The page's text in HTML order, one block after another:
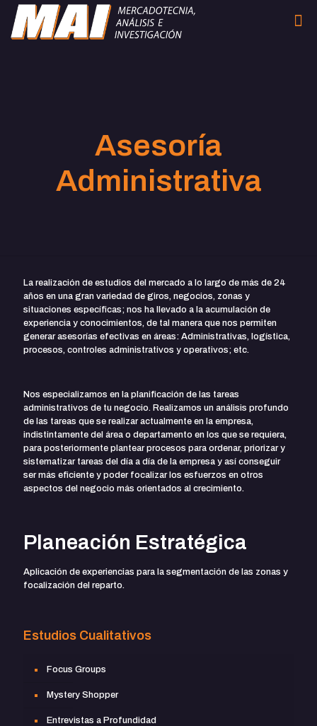
Asesoría
Administrativa
La realización de estudios del mercado a lo largo de más de 24
años en una gran variedad de giros, negocios, zonas y
situaciones específicas; nos ha llevado a la acumulación de
experiencia y conocimientos, de tal manera que nos permiten
generar asesorías efectivas en áreas: Administrativas, logística,
procesos, controles administrativos y operativos; etc.
Nos especializamos en la planificación de las tareas
administrativos de tu negocio. Realizamos un análisis profundo
de las tareas que se realizar actualmente en la empresa,
indistintamente del área o departamento en los que se requiera,
para posteriormente plantear procesos para ordenar, priorizar y
sistematizar tareas del día a día de la empresa y así conseguir
ser más eficiente y poder focalizar los esfuerzos en otros
aspectos del negocio más orientados al crecimiento.
Planeación Estratégica
Aplicación de experiencias para la segmentación de las zonas y
focalización del reparto.
Estudios Cualitativos
Focus Groups
Mystery Shopper
Entrevistas a Profundidad